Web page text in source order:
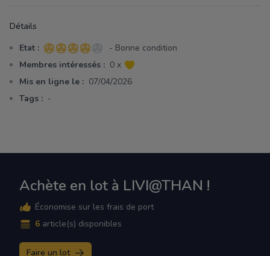
Détails
Etat : 4 sur 5 étoiles
- Bonne condition
Membres intéressés : 0 x
Mis en ligne le : 07/04/2026
Tags : -
Achète en lot à LIVI@THAN !
Économise sur les frais de port
6 article(s) disponibles
Faire un lot